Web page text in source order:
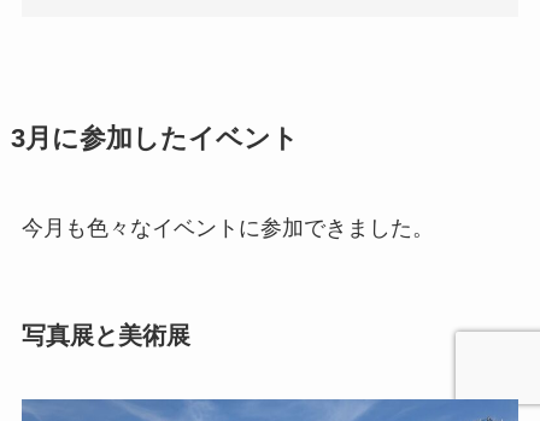
3月に参加したイベント
今月も色々なイベントに参加できました。
写真展と美術展